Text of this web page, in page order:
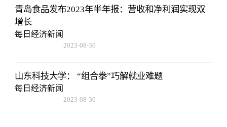
青岛食品发布2023年半年报：营收和净利润实现双
增长
每日经济新闻
2023-08-30
山东科技大学： “组合拳”巧解就业难题
每日经济新闻
2023-08-30